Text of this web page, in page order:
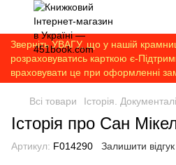
Зверніть УВАГУ, що у нашій
розраховуватись карткою є-
враховувати це при оформленні
Всі товари Історія.
Історія про Сан
Артикул: F014290 Залишити відгук